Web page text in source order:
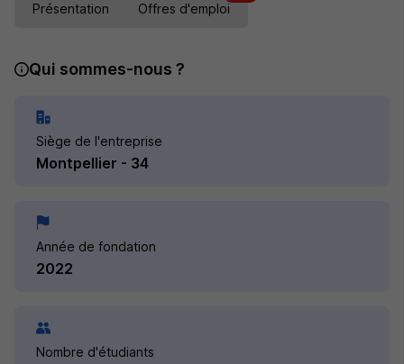
Présentation Offres d'emploi
Qui sommes-nous ?
Siège de l'entreprise
Montpellier - 34
Année de fondation
2022
Nombre d'étudiants